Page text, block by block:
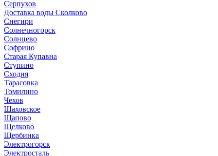
Серпухов
Доставка воды Сколково
Снегири
Солнечногорск
Солнцево
Софрино
Старая Купавна
Ступино
Сходня
Тарасовка
Томилино
Чехов
Шаховское
Щапово
Щелково
Щербинка
Электрогорск
Электросталь